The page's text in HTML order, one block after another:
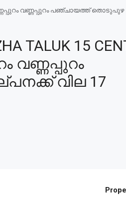
വണ്ണപ്പുറം വണ്ണപ്പുറം പഞ്ചായത്ത് തൊടുപുഴ
TALUK 15
വണ്ണപ്പുറം
വില 17